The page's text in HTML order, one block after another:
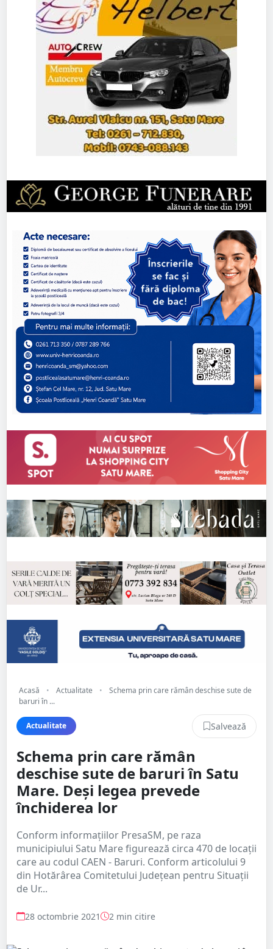
Acasă • Actualitate •
Schema prin care rămân deschise sute de
baruri în ...
Actualitate Salvează
Schema prin care rămân
deschise sute de baruri în Satu
Mare. Deși legea prevede
închiderea lor
Conform informațiilor PresaSM, pe raza
municipiului Satu Mare figurează circa 470 de locații
care au codul CAEN - Baruri. Conform articolului 9
din Hotărârea Comitetului Județean pentru Situații
de Ur...
28 octombrie 2021 2 min citire